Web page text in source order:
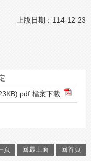
上版日期：114-12-23
檔案下載
頁 回最上面 回首頁